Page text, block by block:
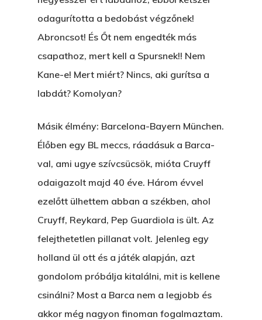
odagurította a bedobást végzőnek!
Abroncsot! És Őt nem engedték más
csapathoz, mert kell a Spursnek!! Nem
Kane-e! Mert miért? Nincs, aki gurítsa a
labdát? Komolyan?
Másik élmény: Barcelona-Bayern München.
Élőben egy BL meccs, ráadásuk a Barca-
val, ami ugye szívcsücsök, mióta Cruyff
odaigazolt majd 40 éve. Három évvel
ezelőtt ülhettem abban a székben, ahol
Cruyff, Reykard, Pep Guardiola is ült. Az
felejthetetlen pillanat volt. Jelenleg egy
holland ül ott és a játék alapján, azt
gondolom próbálja kitalálni, mit is kellene
csinálni? Most a Barca nem a legjobb és
akkor még nagyon finoman fogalmaztam.